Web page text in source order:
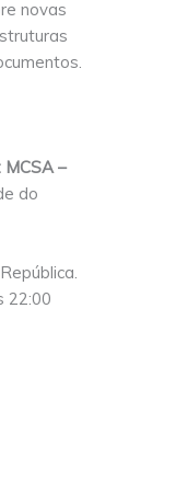
novas
MCSA –
do
22:00